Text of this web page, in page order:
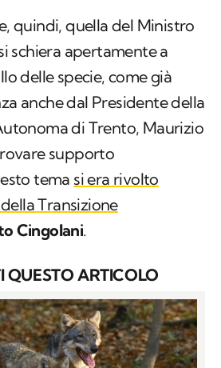
quindi, quella del Ministro
schiera apertamente a
delle specie, come già
anche dal Presidente della
di Trento, Maurizio
supporto
tema si era rivolto
Transizione
Cingolani.
QUESTO ARTICOLO